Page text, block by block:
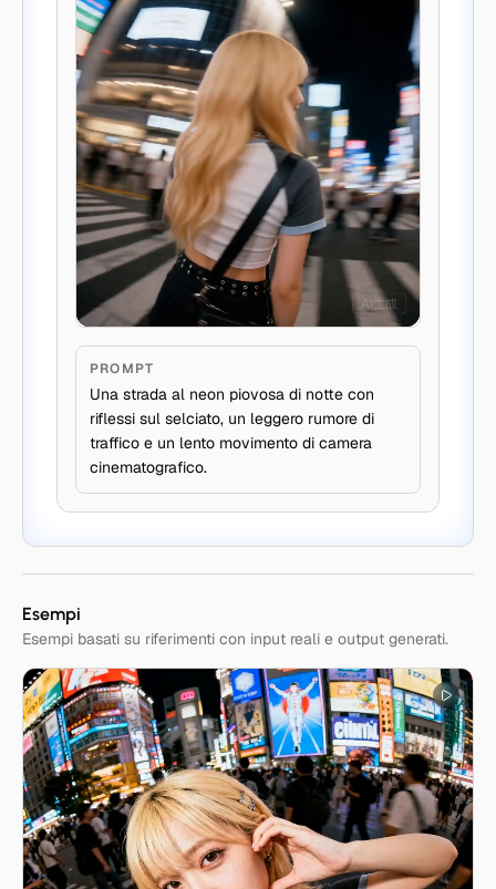
PROMPT
Una strada al neon piovosa di notte con
riflessi sul selciato, un leggero rumore di
traffico e un lento movimento di camera
cinematografico.
Esempi
Esempi basati su riferimenti con input reali e output generati.